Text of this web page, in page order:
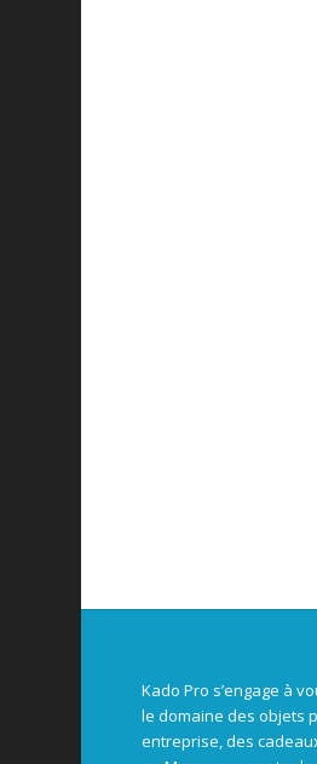
Kado Pro s’engage à
le domaine des objets
entreprise, des